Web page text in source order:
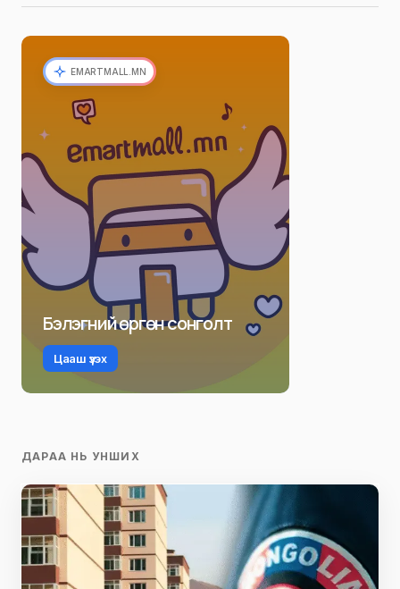
EMARTMALL.MN
Бэлэгний өргөн сонголт
Цааш үзэх
ДАРАА НЬ УНШИХ